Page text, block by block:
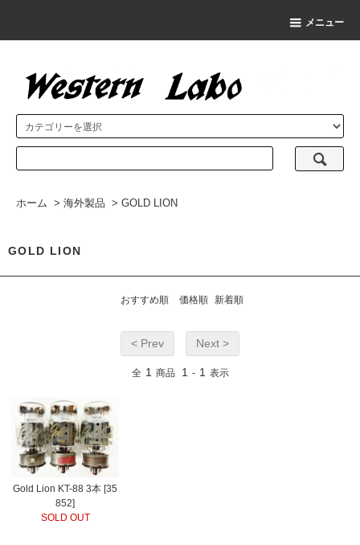
メニュー
ホーム > 海外製品 > GOLD LION
GOLD LION
おすすめ順 価格順 新着順
< Prev Next >
全 1 商品 1 - 1 表示
Gold Lion KT-88 3本 [35
852]
SOLD OUT